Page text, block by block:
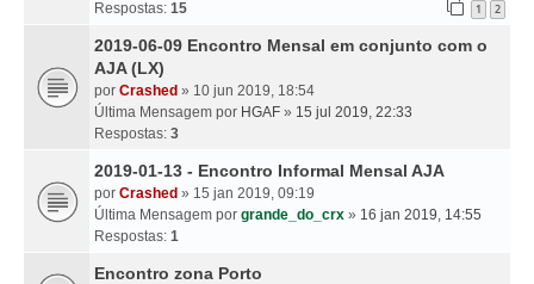
Respostas: 15 1 2
2019-06-09 Encontro Mensal em conjunto com o
AJA (LX)
por Crashed » 10 jun 2019, 18:54
Última Mensagem por HGAF » 15 jul 2019, 22:33
Respostas: 3
2019-01-13 - Encontro Informal Mensal AJA
por Crashed » 15 jan 2019, 09:19
Última Mensagem por grande_do_crx » 16 jan 2019, 14:55
Respostas: 1
Encontro zona Porto